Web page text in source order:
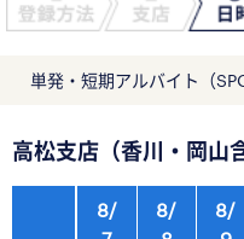
単発・短期アルバイト（
高松支店（香川・岡山
8/
8/
8/